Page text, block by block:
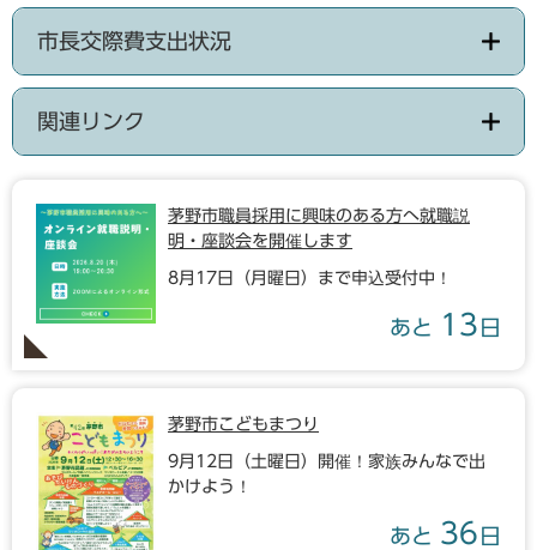
市長交際費支出状況
関連リンク
茅野市職員採用に興味のある方へ就職説
明・座談会を開催します
8月17日（月曜日）まで申込受付中！
あと 13 日
茅野市こどもまつり
9月12日（土曜日）開催！家族みんなで出
かけよう！
あと 36 日